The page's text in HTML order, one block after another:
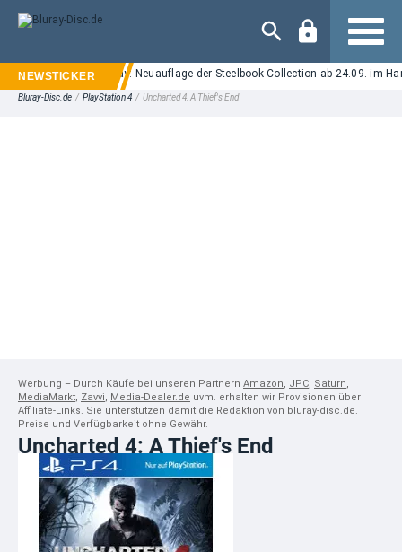
Navigation
auf UHD Blu-ray: Neuauflage der Steelbook-Collection ab 24.09. im
Bluray-Disc.de / PlayStation 4 / Uncharted 4: A Thief's End
Werbung – Durch Käufe bei unseren Partnern Amazon, JPC, Saturn,
MediaMarkt, Zavvi, Media-Dealer.de uvm. erhalten wir Provisionen über
Affiliate-Links. Sie unterstützen damit die Redaktion von bluray-disc.de.
Preise und Verfügbarkeit ohne Gewähr.
Uncharted 4: A Thief's End